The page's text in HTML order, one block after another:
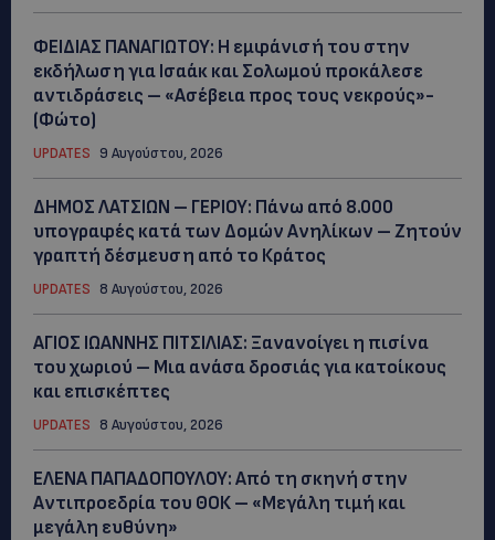
ΦΕΙΔΙΑΣ ΠΑΝΑΓΙΩΤΟΥ: Η εμφάνισή του στην
εκδήλωση για Ισαάκ και Σολωμού προκάλεσε
αντιδράσεις – «Ασέβεια προς τους νεκρούς»-
(Φώτο)
UPDATES 9 Αυγούστου, 2026
ΔΗΜΟΣ ΛΑΤΣΙΩΝ – ΓΕΡΙΟΥ: Πάνω από 8.000
υπογραφές κατά των Δομών Ανηλίκων – Ζητούν
γραπτή δέσμευση από το Κράτος
UPDATES 8 Αυγούστου, 2026
ΑΓΙΟΣ ΙΩΑΝΝΗΣ ΠΙΤΣΙΛΙΑΣ: Ξανανοίγει η πισίνα
του χωριού – Μια ανάσα δροσιάς για κατοίκους
και επισκέπτες
UPDATES 8 Αυγούστου, 2026
ΕΛΕΝΑ ΠΑΠΑΔΟΠΟΥΛΟΥ: Από τη σκηνή στην
Αντιπροεδρία του ΘΟΚ – «Μεγάλη τιμή και
μεγάλη ευθύνη»